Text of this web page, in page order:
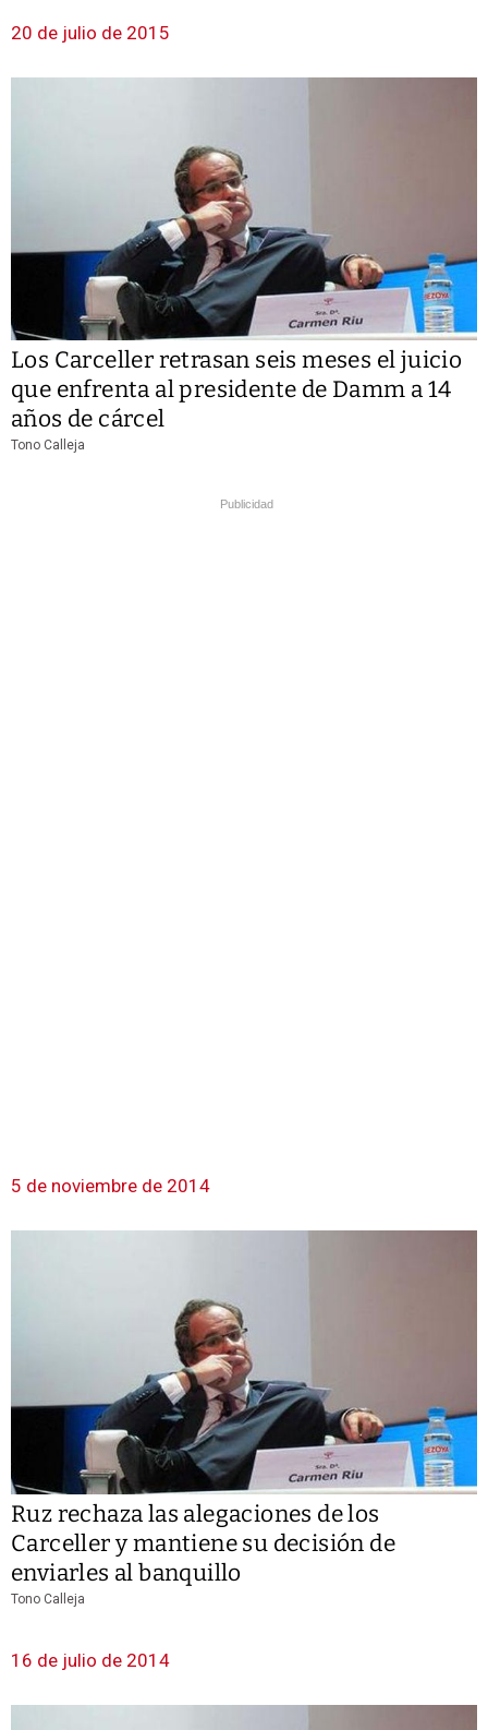
20 de julio de 2015
Los Carceller retrasan seis meses el juicio
que enfrenta al presidente de Damm a 14
años de cárcel
Tono Calleja
Publicidad
5 de noviembre de 2014
Ruz rechaza las alegaciones de los
Carceller y mantiene su decisión de
enviarles al banquillo
Tono Calleja
16 de julio de 2014